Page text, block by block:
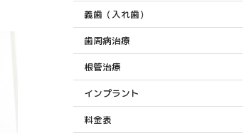
義歯（入れ歯）
歯周病治療
根管治療
インプラント
料金表